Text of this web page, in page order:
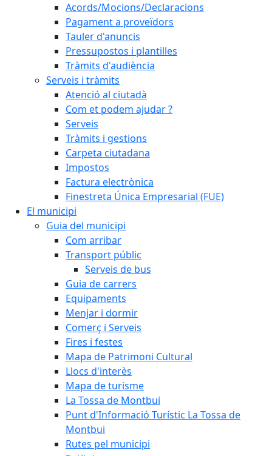
Acords/Mocions/Declaracions
Pagament a proveïdors
Tauler d'anuncis
Pressupostos i plantilles
Tràmits d'audiència
Serveis i tràmits
Atenció al ciutadà
Com et podem ajudar ?
Serveis
Tràmits i gestions
Carpeta ciutadana
Impostos
Factura electrònica
Finestreta Única Empresarial (FUE)
El municipi
Guia del municipi
Com arribar
Transport públic
Serveis de bus
Guia de carrers
Equipaments
Menjar i dormir
Comerç i Serveis
Fires i festes
Mapa de Patrimoni Cultural
Llocs d'interès
Mapa de turisme
La Tossa de Montbui
Punt d'Informació Turístic La Tossa de
Montbui
Rutes pel municipi